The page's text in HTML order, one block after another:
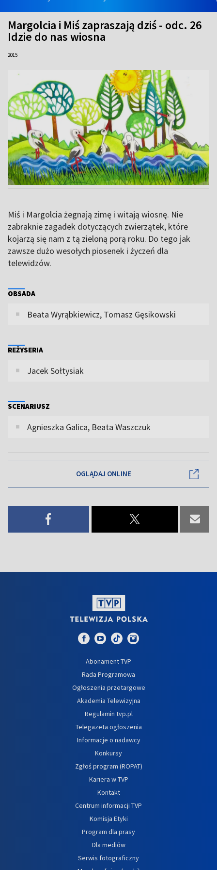
Margolcia i Miś zapraszają dziś - odc. 26
Idzie do nas wiosna
2015
Miś i Margolcia żegnają zimę i witają wiosnę. Nie
zabraknie zagadek dotyczących zwierzątek, które
kojarzą się nam z tą zieloną porą roku. Do tego jak
zawsze dużo wesołych piosenek i życzeń dla
telewidzów.
OBSADA
Beata Wyrąbkiewicz, Tomasz Gęsikowski
REŻYSERIA
Jacek Sołtysiak
SCENARIUSZ
Agnieszka Galica, Beata Waszczuk
OGLĄDAJ ONLINE
Abonament TVP
Rada Programowa
Ogłoszenia przetargowe
Akademia Telewizyjna
Regulamin tvp.pl
Telegazeta ogłoszenia
Informacje o nadawcy
Konkursy
Zgłoś program (ROPAT)
Kariera w TVP
Kontakt
Centrum informacji TVP
Komisja Etyki
Program dla prasy
Dla mediów
Serwis fotograficzny